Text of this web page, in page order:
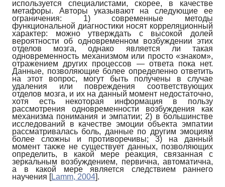
используется специалистами, скорее, в качестве
метафоры. Авторы указывают на следующие ее
ограничения: 1) современные методы
функциональной диагностики носят корреляционный
характер: можно утверждать с высокой долей
вероятности об одновременном возбуждении этих
отделов мозга, однако является ли такая
одновременность механизмом или просто «знаком»,
отражением других процессов — ответа пока нет.
Данные, позволяющие более определенно ответить
на этот вопрос, могут быть получены в случае
удаления или повреждения соответствующих
отделов мозга, и их на данный момент недостаточно,
хотя есть некоторая информация в пользу
рассмотрения одновременности возбуждения как
механизма понимания и эмпатии; 2) в большинстве
исследований в качестве эмоции объекта эмпатии
рассматривалась боль, данные по другим эмоциям
более сложны и противоречивы; 3) на данный
момент также не существует данных, позволяющих
определить, в какой мере реакция, связанная с
зеркальным возбуждением, первична, автоматична,
а в какой мере является следствием раннего
научения [Lamm, 2004].